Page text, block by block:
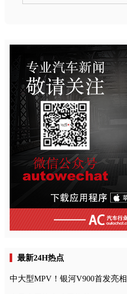
最新24H热点
中大型MPV！银河V900首发亮相